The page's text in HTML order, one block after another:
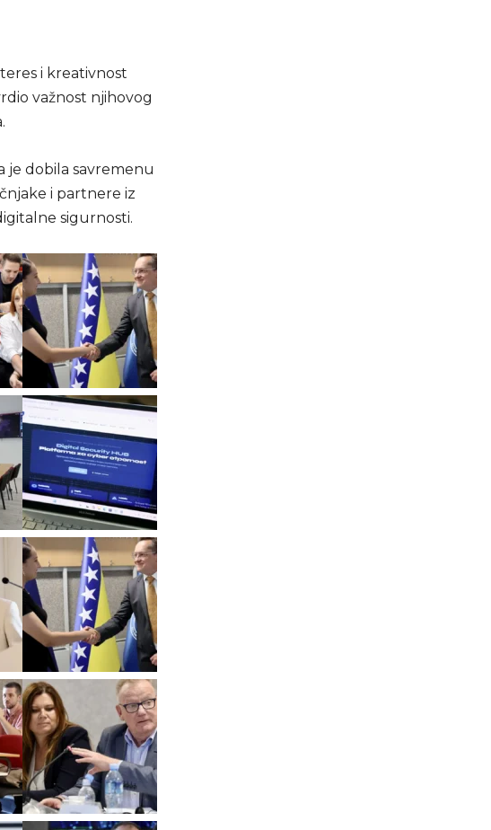
i kreativnost
važnost njihovog
je dobila savremenu
i partnere iz
sigurnosti.